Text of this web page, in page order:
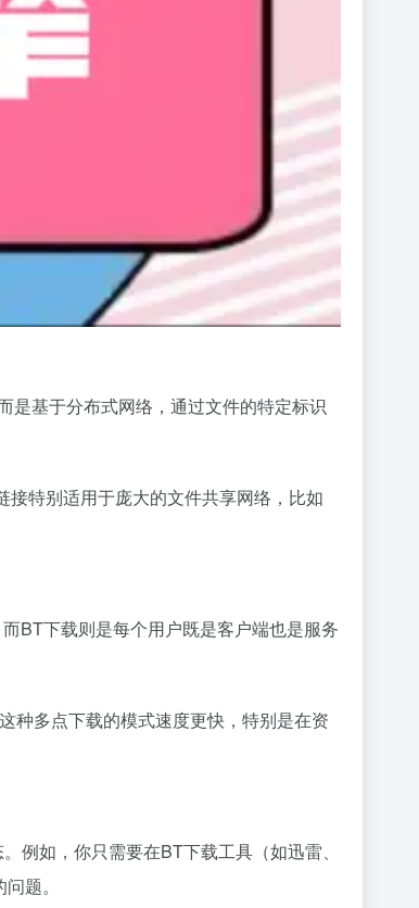
是基于分布式网络，通过文件的特定标识
特别适用于庞大的文件共享网络，比如
BT下载则是每个用户既是客户端也是服务
种多点下载的模式速度更快，特别是在资
例如，你只需要在BT下载工具（如迅雷、
题。